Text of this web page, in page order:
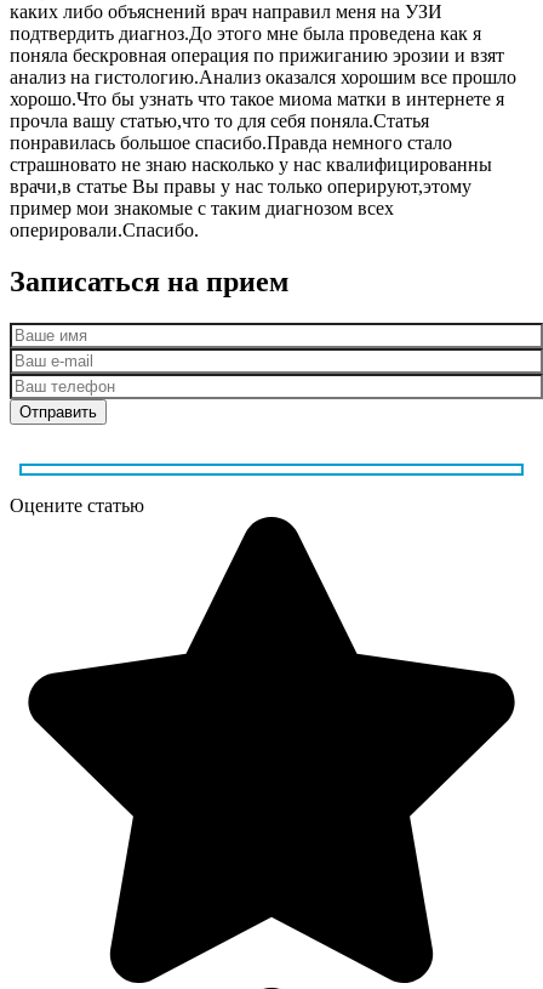
каких либо объяснений врач направил меня на УЗИ
подтвердить диагноз.До этого мне была проведена как я
поняла бескровная операция по прижиганию эрозии и взят
анализ на гистологию.Анализ оказался хорошим все прошло
хорошо.Что бы узнать что такое миома матки в интернете я
прочла вашу статью,что то для себя поняла.Статья
понравилась большое спасибо.Правда немного стало
страшновато не знаю насколько у нас квалифицированны
врачи,в статье Вы правы у нас только оперируют,этому
пример мои знакомые с таким диагнозом всех
оперировали.Спасибо.
Записаться на прием
Оцените статью